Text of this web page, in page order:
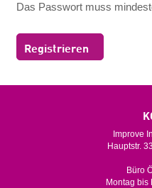
Das Passwort muss
Registrieren
Improve
Hauptstr.
Büro
Montag bis